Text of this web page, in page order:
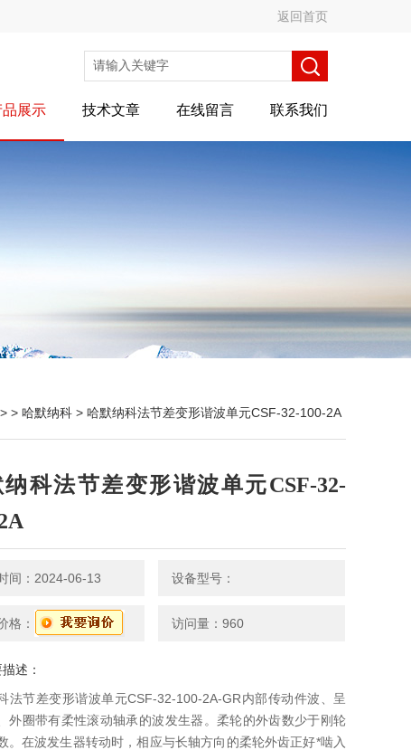
返回首页
品展示 技术文章 在线留言 联系我们
> > 哈默纳科 > 哈默纳科法节差变形谐波单元CSF-32-100-2A
科法节差变形谐波单元CSF-32-
间：2024-06-13 设备型号：
格： 访问量：960
述：
法节差变形谐波单元CSF-32-100-2A-GR内部传动件波、呈
外圈带有柔性滚动轴承的波发生器。柔轮的外齿数少于刚轮
。在波发生器转动时，相应与长轴方向的柔轮外齿正好*啮入